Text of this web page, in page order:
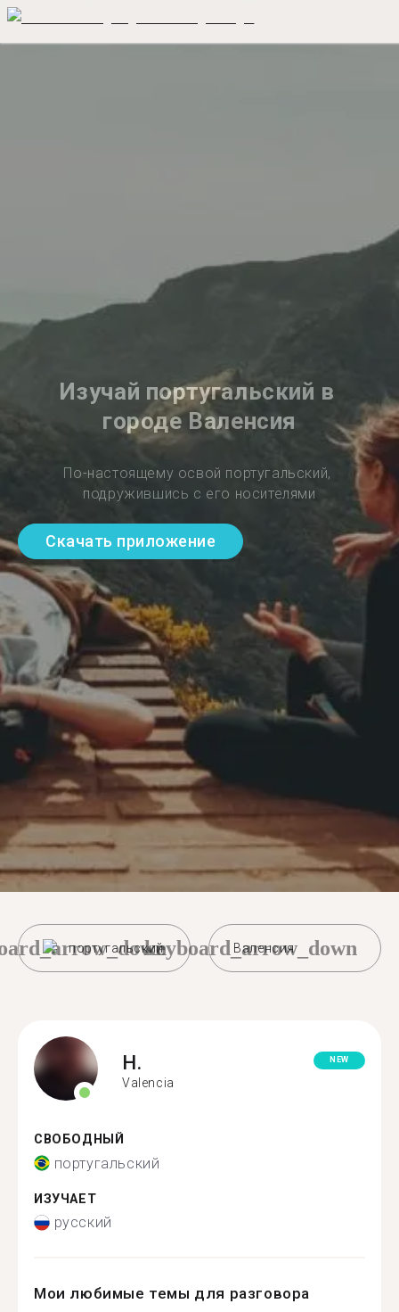
Изучай португальский в
городе Валенсия
По-настоящему освой португальский,
подружившись с его носителями
Скачать приложение
португальский Валенсия
keyboard_arrow_down
H.
Valencia
NEW
СВОБОДНЫЙ
португальский
ИЗУЧАЕТ
русский
Мои любимые темы для разговора